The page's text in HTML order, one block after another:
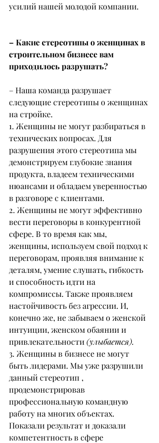
усилий нашей молодой компании.
– Какие стереотипы о женщинах в
строительном бизнесе вам
приходилось разрушать?
– Наша команда разрушает
следующие стереотипы о женщинах
на стройке.
1. Женщины не могут разбираться в
технических вопросах. Для
разрушения этого стереотипа мы
демонстрируем глубокие знания
продукта, владеем техническими
нюансами и обладаем уверенностью
в разговоре с клиентами.
2. Женщины не могут эффективно
вести переговоры в конкурентной
сфере. В то время как мы,
женщины, используем свой подход к
переговорам, проявляя внимание к
деталям, умение слушать, гибкость
и способность идти на
компромиссы. Также проявляем
настойчивость без агрессии. И,
конечно же, не забываем о женской
интуиции, женском обаянии и
привлекательности (улыбается).
3. Женщины в бизнесе не могут
быть лидерами. Мы уже разрушили
данный стереотип ,
продемонстрировав
профессиональную командную
работу на многих объектах.
Показали результат и доказали
компетентность в сфере